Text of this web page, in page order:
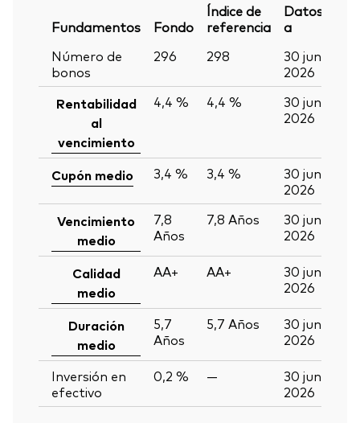
Fundamentos Fondo
Índice de
referencia
Datos
a
Número de
bonos
296 298
30 jun
2026
Rentabilidad
al
vencimiento
4,4 % 4,4 %
30 jun
2026
Cupón medio 3,4 % 3,4 %
30 jun
2026
Vencimiento
medio
7,8
Años
7,8 Años
30 jun
2026
Calidad
medio
AA+ AA+
30 jun
2026
Duración
medio
5,7
Años
5,7 Años
30 jun
2026
Inversión en
efectivo
0,2 % —
30 jun
2026